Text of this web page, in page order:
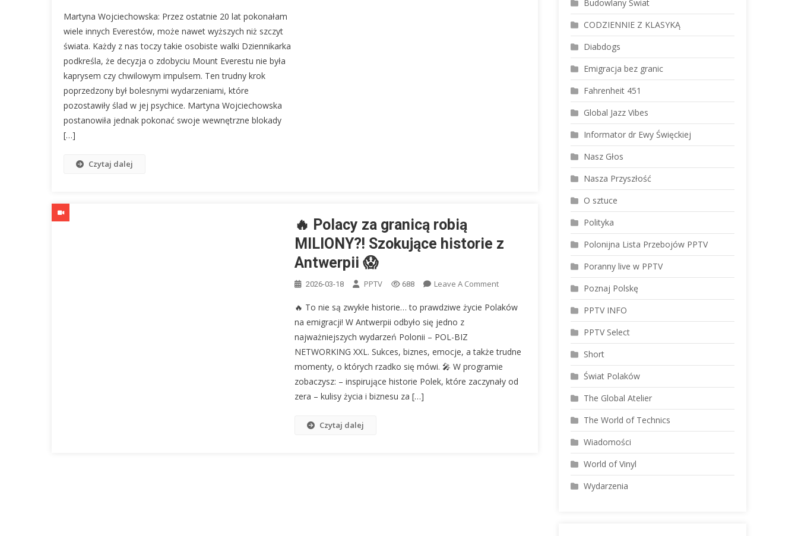
Martyna Wojciechowska: Przez ostatnie 20 lat pokonałam
wiele innych Everestów, może nawet wyższych niż szczyt
świata. Każdy z nas toczy takie osobiste walki Dziennikarka
podkreśla, że decyzja o zdobyciu Mount Everestu nie była
kaprysem czy chwilowym impulsem. Ten trudny krok
poprzedzony był bolesnymi wydarzeniami, które
pozostawiły ślad w jej psychice. Martyna Wojciechowska
postanowiła jednak pokonać swoje wewnętrzne blokady
[…]
Czytaj dalej
🔥 Polacy za granicą robią
MILIONY?! Szokujące historie z
Antwerpii 😱
2026-03-18 PPTV 688 Leave A CommentOn
Polacy
Robią
MILIONY?!
Szokujące
🔥 To nie są zwykłe historie… to prawdziwe życie Polaków
na emigracji! W Antwerpii odbyło się jedno z
najważniejszych wydarzeń Polonii – POL-BIZ
NETWORKING XXL. Sukces, biznes, emocje, a także trudne
momenty, o których rzadko się mówi. 🎤 W programie
zobaczysz: – inspirujące historie Polek, które zaczynały od
zera – kulisy życia i biznesu za […]
Czytaj dalej
Budowlany Świat
CODZIENNIE Z KLASYKĄ
Diabdogs
Emigracja bez granic
Fahrenheit 451
Global Jazz Vibes
Informator dr Ewy Święckiej
Nasz Głos
Nasza Przyszłość
O sztuce
Polityka
Polonijna Lista Przebojów PPTV
Poranny live w PPTV
Poznaj Polskę
PPTV INFO
PPTV Select
Short
Świat Polaków
The Global Atelier
The World of Technics
Wiadomości
World of Vinyl
Wydarzenia